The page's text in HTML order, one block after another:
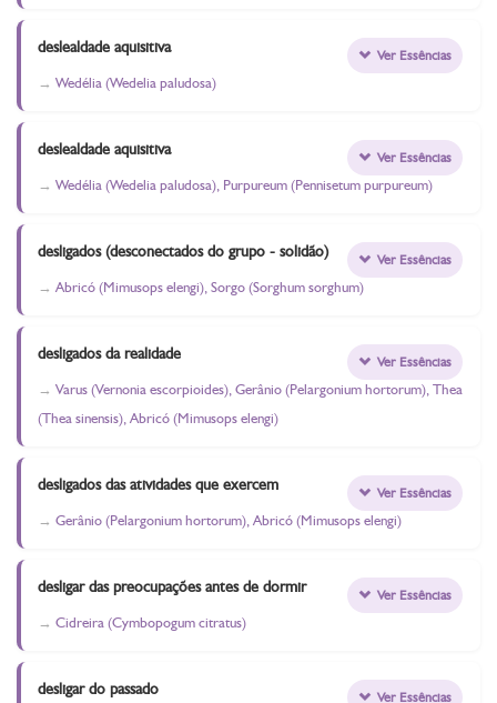
deslealdade aquisitiva
Wedélia (Wedelia paludosa)
Ver Essências
deslealdade aquisitiva
Wedélia (Wedelia paludosa), Purpureum (Pennisetum purpureum)
Ver Essências
desligados (desconectados do grupo - solidão)
Abricó (Mimusops elengi), Sorgo (Sorghum sorghum)
Ver Essências
desligados da realidade
Varus (Vernonia escorpioides), Gerânio (Pelargonium hortorum), Thea
(Thea sinensis), Abricó (Mimusops elengi)
Ver Essências
desligados das atividades que exercem
Gerânio (Pelargonium hortorum), Abricó (Mimusops elengi)
Ver Essências
desligar das preocupações antes de dormir
Cidreira (Cymbopogum citratus)
Ver Essências
desligar do passado Ver Essências